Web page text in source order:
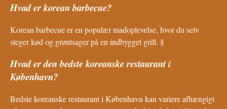
Hvad er korean barbecue?
Korean barbecue er en populær madoplevelse, hvor du selv
steger kød og grøntsager på en indbygget grill. §
Hvad er den bedste koreanske restaurant i
København?
Bedste koreanske restaurant i København kan variere afhængigt